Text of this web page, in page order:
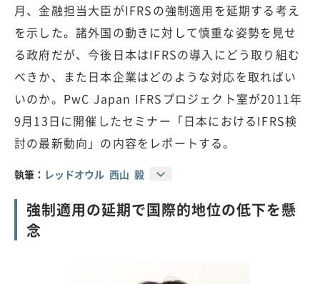
月、金融担当大臣がIFRSの強制適用を延期する考え
を示した。諸外国の動きに対して慎重な姿勢を見せ
る政府だが、今後日本はIFRSの導入にどう取り組む
べきか、また日本企業はどのような対応を取ればい
いのか。PwC Japan IFRSプロジェクト室が2011年
9月13日に開催したセミナー「日本におけるIFRS検
討の最新動向」の内容をレポートする。
執筆： レッドオウル 西山 毅
強制適用の延期で国際的地位の低下を懸
念